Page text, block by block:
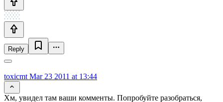
Reply
toxicmt Mar 23 2011 at 13:44
Хм, увидел там ваши комменты. Попробуйте разобраться,